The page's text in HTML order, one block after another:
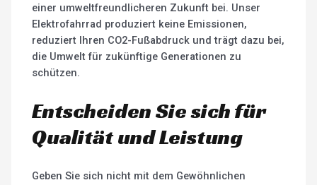
einer umweltfreundlicheren Zukunft bei. Unser
Elektrofahrrad produziert keine Emissionen,
reduziert Ihren CO2-Fußabdruck und trägt dazu bei,
die Umwelt für zukünftige Generationen zu
schützen.
Entscheiden Sie sich für
Qualität und Leistung
Geben Sie sich nicht mit dem Gewöhnlichen